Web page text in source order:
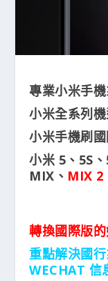
專業小米手
小米全系列
小米手機刷
小米 5、5S
MIX、 MIX 2
轉換國際版的
重點解決國
WECHAT 信